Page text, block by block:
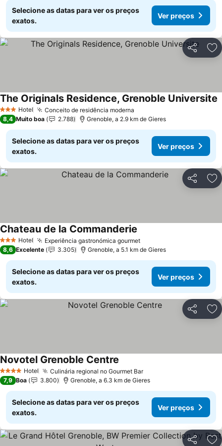
Selecione as datas para ver os preços
exatos.
Ver preços
Partilhar
3 EstrelasHotel Conceito de residência moderna
The Originals Residence, Grenoble Universite
8,4 Muito boa 2.788 Grenoble, a 2.9 km de Gieres
Selecione as datas para ver os preços
exatos.
Ver preços
Partilhar
3 EstrelasHotel Experiência gastronómica gourmet
Chateau de la Commanderie
8,6 Excelente 3.305 Grenoble, a 5.1 km de Gieres
Selecione as datas para ver os preços
exatos.
Ver preços
Partilhar
4 EstrelasHotel Culinária regional no Gourmet Bar
Novotel Grenoble Centre
7,9 Boa 3.800 Grenoble, a 6.3 km de Gieres
Selecione as datas para ver os preços
exatos.
Ver preços
Partilhar